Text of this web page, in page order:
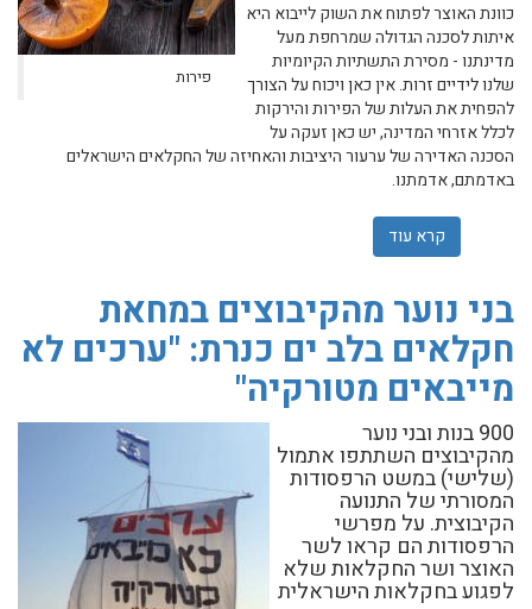
פירות
כוונת האוצר לפתוח את השוק לייבוא היא
איתות לסכנה הגדולה שמרחפת מעל
מדינתנו - מסירת התשתיות הקיומיות
שלנו לידיים זרות. אין כאן ויכוח על הצורך
להפחית את העלות של הפירות והירקות
לכלל אזרחי המדינה, יש כאן זעקה על
הסכנה האדירה של ערעור היציבות והאחיזה של החקלאים הישראלים
באדמתם, אדמתנו.
קרא עוד
בני נוער מהקיבוצים במחאת
חקלאים בלב ים כנרת: "ערכים לא
מייבאים מטורקיה"
900 בנות ובני נוער
מהקיבוצים השתתפו אתמול
(שלישי) במשט הרפסודות
המסורתי של התנועה
הקיבוצית. על מפרשי
הרפסודות הם קראו לשר
האוצר ושר החקלאות שלא
לפגוע בחקלאות הישראלית